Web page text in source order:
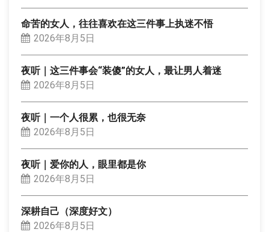
命苦的女人，往往喜欢在这三件事上执迷不悟
2026年8月5日
夜听｜这三件事会“装傻”的女人，最让男人着迷
2026年8月5日
夜听｜一个人很累，也很无奈
2026年8月5日
夜听｜爱你的人，眼里都是你
2026年8月5日
深耕自己（深度好文）
2026年8月5日